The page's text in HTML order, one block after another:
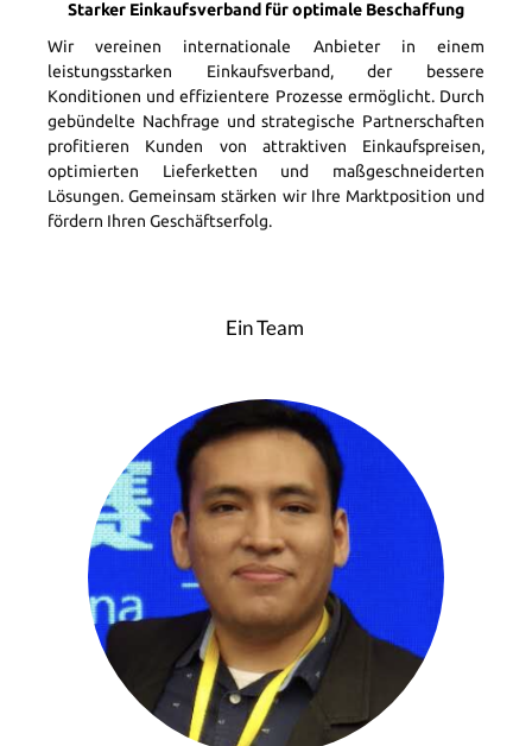
Starker Einkaufsverband für optimale Beschaffung
Wir vereinen internationale Anbieter in einem
leistungsstarken Einkaufsverband, der bessere
Konditionen und effizientere Prozesse ermöglicht. Durch
gebündelte Nachfrage und strategische Partnerschaften
profitieren Kunden von attraktiven Einkaufspreisen,
optimierten Lieferketten und maßgeschneiderten
Lösungen. Gemeinsam stärken wir Ihre Marktposition und
fördern Ihren Geschäftserfolg.
Ein Team